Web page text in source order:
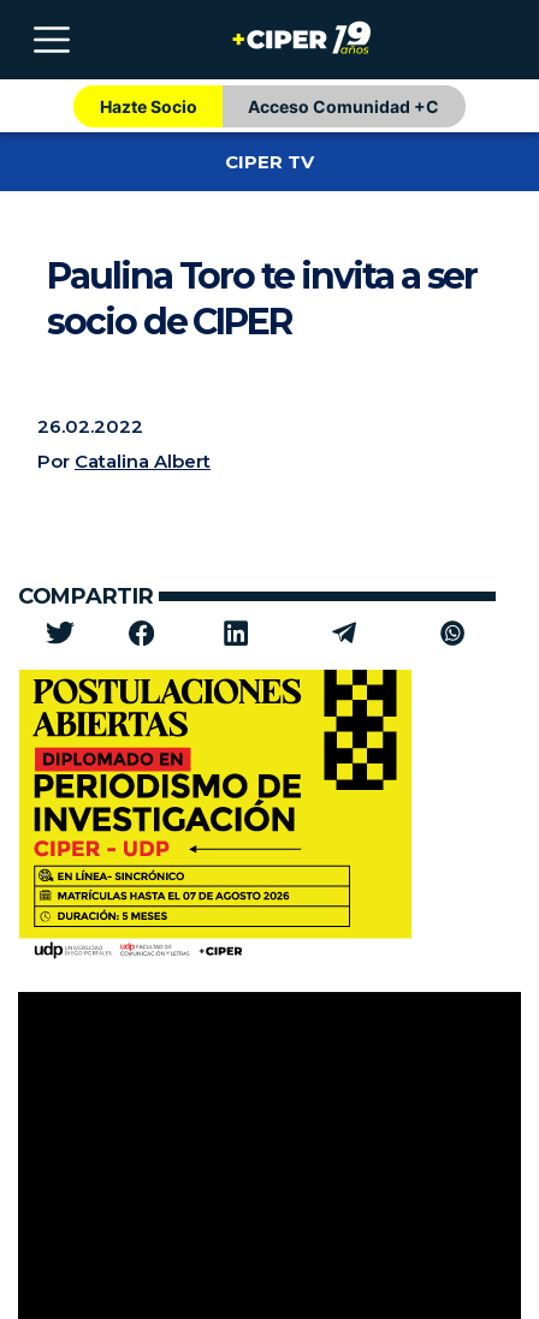
Hazte Socio Acceso Comunidad +C
CIPER TV
Paulina Toro te invita a ser
socio de CIPER
26.02.2022
Por Catalina Albert
COMPARTIR